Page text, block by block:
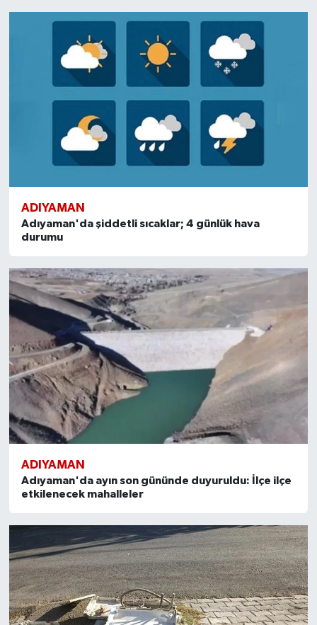
ADIYAMAN
Adıyaman'da şiddetli sıcaklar; 4 günlük hava
durumu
ADIYAMAN
Adıyaman'da ayın son gününde duyuruldu: İlçe ilçe
etkilenecek mahalleler